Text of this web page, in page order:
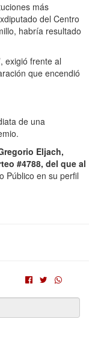
más
del Centro
habría resultado
, exigió frente al
que encendió
de una
Eljach,
#4788, del que al
Público en su perfil